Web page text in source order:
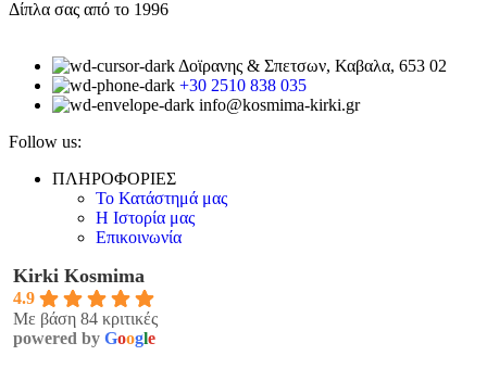
Δίπλα σας από το 1996
Δοϊρανης & Σπετσων, Καβαλα, 653 02
+30 2510 838 035
info@kosmima-kirki.gr
Follow us:
ΠΛΗΡΟΦΟΡΙΕΣ
Το Κατάστημά μας
Η Ιστορία μας
Επικοινωνία
Kirki Kosmima
4.9
Με βάση 84 κριτικές
powered by Google